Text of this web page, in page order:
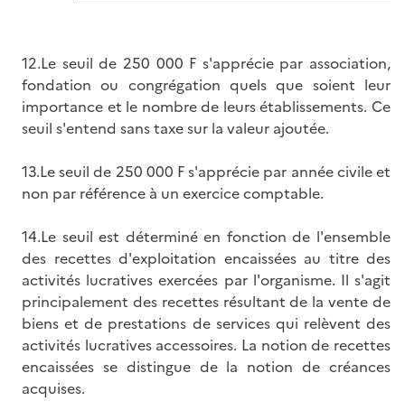
12.Le seuil de 250 000 F s'apprécie par association,
fondation ou congrégation quels que soient leur
importance et le nombre de leurs établissements. Ce
seuil s'entend sans taxe sur la valeur ajoutée.
13.Le seuil de 250 000 F s'apprécie par année civile et
non par référence à un exercice comptable.
14.Le seuil est déterminé en fonction de l'ensemble
des recettes d'exploitation encaissées au titre des
activités lucratives exercées par l'organisme. Il s'agit
principalement des recettes résultant de la vente de
biens et de prestations de services qui relèvent des
activités lucratives accessoires. La notion de recettes
encaissées se distingue de la notion de créances
acquises.